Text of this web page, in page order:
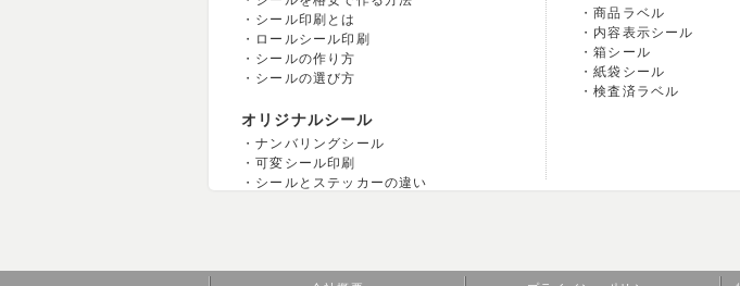
シール印刷とは
ロールシール印刷
シールの作り方
シールの選び方
オリジナルシール
ナンバリングシール
可変シール印刷
シールとステッカーの違い
商品ラベル
内容表示シール
箱シール
紙袋シール
検査済ラベル